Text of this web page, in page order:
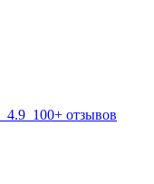
4.9 100+ отзывов